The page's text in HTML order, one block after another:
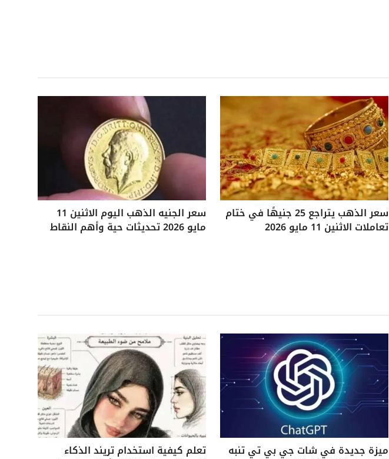
سعر الذهب يتراجع 25 جنيهًا في ختام
تعاملات الاثنين 11 مايو 2026
سعر الجنيه الذهب اليوم الاثنين 11
مايو 2026 تحديثات حية وأهم النقاط
ميزة جديدة في شات جي بي تي تنبه تعلم كيفية استخدام تريند الذكاء